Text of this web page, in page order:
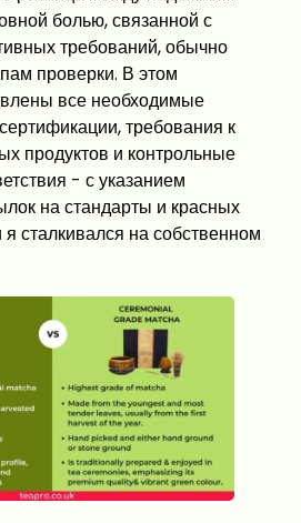
болью, связанной с
требований, обычно
проверки. В этом
все необходимые
требования к
продуктов и контрольные
- с указанием
на стандарты и красных
сталкивался на собственном